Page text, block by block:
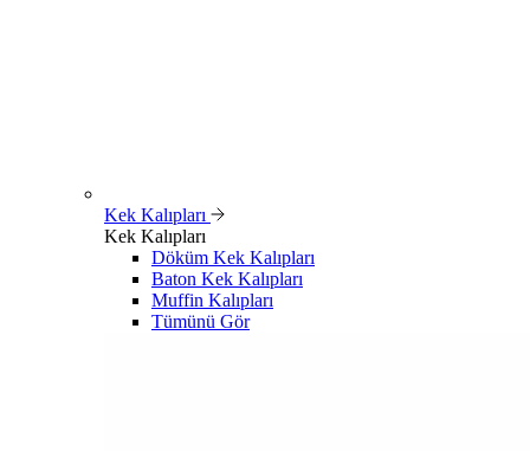
Kek Kalıpları
Kek Kalıpları
Döküm Kek Kalıpları
Baton Kek Kalıpları
Muffin Kalıpları
Tümünü Gör